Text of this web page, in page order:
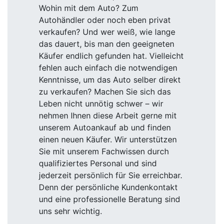
Wohin mit dem Auto? Zum
Autohändler oder noch eben privat
verkaufen? Und wer weiß, wie lange
das dauert, bis man den geeigneten
Käufer endlich gefunden hat. Vielleicht
fehlen auch einfach die notwendigen
Kenntnisse, um das Auto selber direkt
zu verkaufen? Machen Sie sich das
Leben nicht unnötig schwer – wir
nehmen Ihnen diese Arbeit gerne mit
unserem Autoankauf ab und finden
einen neuen Käufer. Wir unterstützen
Sie mit unserem Fachwissen durch
qualifiziertes Personal und sind
jederzeit persönlich für Sie erreichbar.
Denn der persönliche Kundenkontakt
und eine professionelle Beratung sind
uns sehr wichtig.